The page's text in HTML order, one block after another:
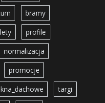
bramy
profile
normalizacja
promocje
targi